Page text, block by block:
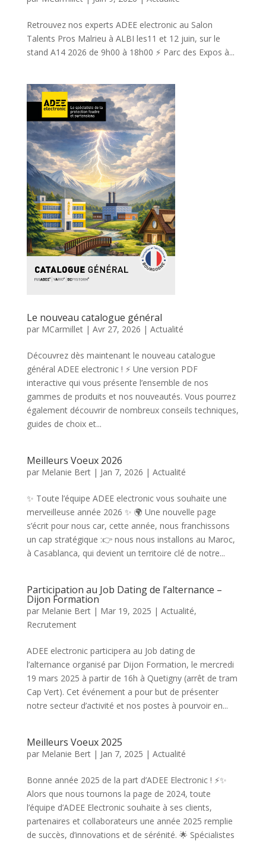
Retrouvez nos experts ADEE electronic au Salon
Talents Pros Malrieu à ALBI les11 et 12 juin, sur le
stand A14 2026 de 9h00 à 18h00 ⚡ Parc des Expos à...
Le nouveau catalogue général
par MCarmillet| Avr 27, 2026 | Actualité
Découvrez dès maintenant le nouveau catalogue
général ADEE electronic ! ⚡ Une version PDF
interactive qui vous présente l’ensemble de nos
gammes de produits et nos nouveautés. Vous pourrez
également découvrir de nombreux conseils techniques,
guides de choix et...
Meilleurs Voeux 2026
par Melanie Bert| Jan 7, 2026 | Actualité
✨ Toute l’équipe ADEE electronic vous souhaite une
merveilleuse année 2026 ✨ 🌍 Une nouvelle page
s’écrit pour nous car, cette année, nous franchissons
un cap stratégique :👉 nous nous installons au Maroc,
à Casablanca, qui devient un territoire clé de notre...
Participation au Job Dating de l’alternance –
Dijon Formation
par Melanie Bert| Mar 19, 2025 | Actualité,
Recrutement
ADEE electronic participera au Job dating de
l’alternance organisé par Dijon Formation, le mercredi
19 mars 2025 à partir de 16h à Quetigny (arrêt de tram
Cap Vert). Cet événement a pour but de présenter
notre secteur d’activité et nos postes à pourvoir en...
Meilleurs Voeux 2025
par Melanie Bert| Jan 7, 2025 | Actualité
Bonne année 2025 de la part d’ADEE Electronic ! ⚡✨
Alors que nous tournons la page de 2024, toute
l’équipe d’ADEE Electronic souhaite à ses clients,
partenaires et collaborateurs une année 2025 remplie
de succès, d’innovations et de sérénité. 🌟 Spécialistes